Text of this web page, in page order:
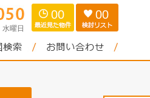
水曜日
00 00